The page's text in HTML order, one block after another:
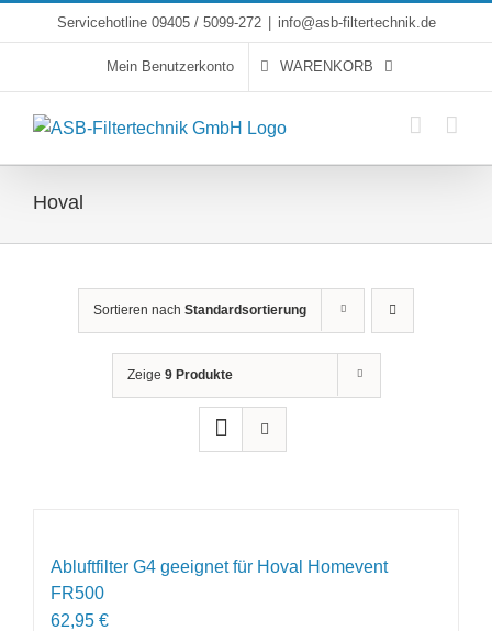
to
Servicehotline 09405 / 5099-272 info@asb-filtertechnik.de
Mein Benutzerkonto WARENKORB
Hoval
Sortieren nach Standardsortierung
Zeige 9 Produkte
Abluftfilter G4 geeignet für Hoval Homevent
FR500
62,95 €